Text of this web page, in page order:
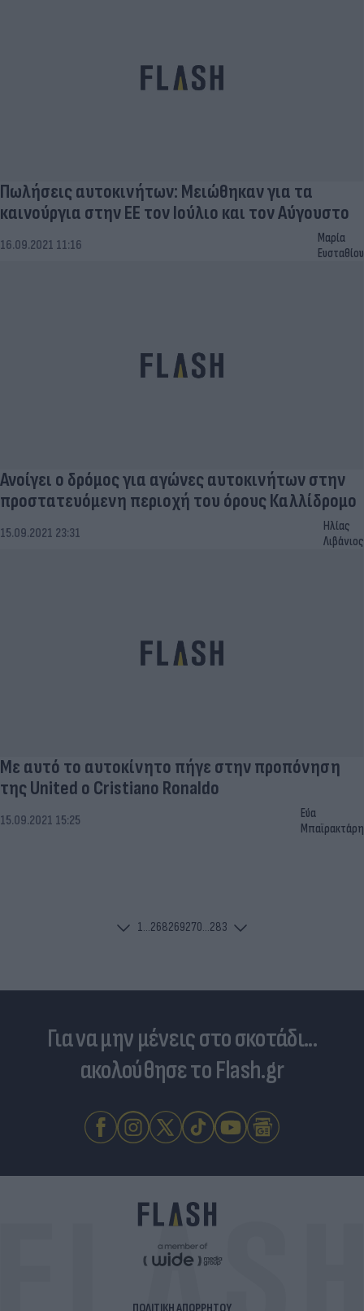
Πωλήσεις αυτοκινήτων: Μειώθηκαν για τα
καινούργια στην ΕΕ τον Ιούλιο και τον Αύγουστο
16.09.2021 11:16
Μαρία
Ευσταθίου
Ανοίγει ο δρόμος για αγώνες αυτοκινήτων στην
προστατευόμενη περιοχή του όρους Καλλίδρομο
15.09.2021 23:31
Ηλίας
Λιβάνιος
Με αυτό το αυτοκίνητο πήγε στην προπόνηση
της United ο Cristiano Ronaldo
15.09.2021 15:25
Εύα
Μπαϊρακτάρη
1...268269270...283
Για να μην μένεις στο σκοτάδι...
ακολούθησε το Flash.gr